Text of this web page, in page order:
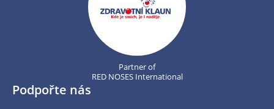
Partner of
RED NOSES International
Podpořte nás